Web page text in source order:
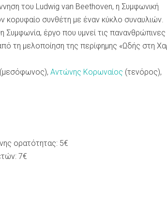
του Ludwig van Beethoven, η Συμφωνική
κορυφαίο συνθέτη με έναν κύκλο συναυλιών.
Συμφωνία, έργο που υμνεί τις πανανθρώπινες
τη μελοποίηση της περίφημης «Ωδής στη
(μεσόφωνος), Αντώνης Κορωναίος (τενόρος),
ορατότητας: 5€
7€